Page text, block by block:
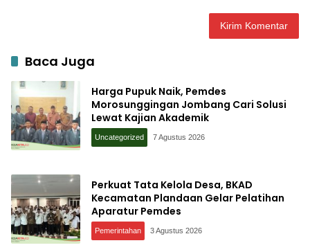
Baca Juga
Harga Pupuk Naik, Pemdes
Morosunggingan Jombang Cari Solusi
Lewat Kajian Akademik
Uncategorized 7 Agustus 2026
Perkuat Tata Kelola Desa, BKAD
Kecamatan Plandaan Gelar Pelatihan
Aparatur Pemdes
Pemerintahan 3 Agustus 2026